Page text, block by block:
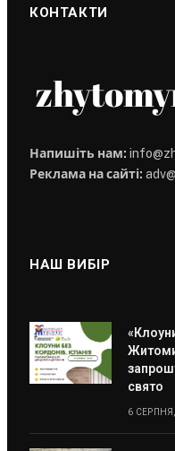
КОНТАКТИ
Напишіть нам:
Реклама на сайті:
НАШ ВИБІР
свято
6